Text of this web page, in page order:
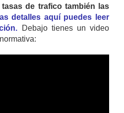
tasas de trafico también las
detalles aquí puedes leer
Debajo tienes un video